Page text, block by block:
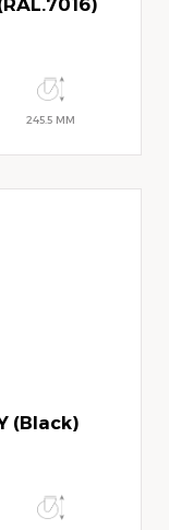
245.5 MM
(Black)